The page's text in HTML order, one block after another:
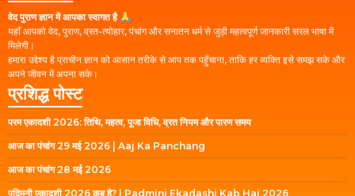
वेद पुराण ज्ञान में आपका स्वागत है
यहाँ आपको वेद, पुराण, व्रत-त्योहार, पंचांग और सनातन धर्म से जुड़ी महत्वपूर्ण जानकारी सरल भाषा में
मिलेगी।
हमारा उद्देश्य है प्राचीन ज्ञान को आसान तरीके से आप तक पहुँचाना, ताकि हर व्यक्ति इसे समझ सके और
अपने जीवन में अपना सके।
प्रशिद्ध पोस्ट
परम एकादशी 2026: तिथि, महत्व, पूजा विधि, व्रत नियम और पारण समय
आज का पंचांग 29 मई 2026 | Aaj Ka Panchang
आज का पंचांग 28 मई 2026
पद्मिनी एकादशी 2026 कब है? | Padmini Ekadashi Kab Hai 2026